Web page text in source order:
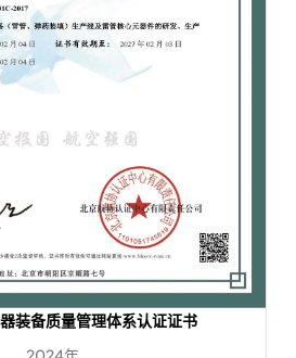
装备质量管理体系认证证书